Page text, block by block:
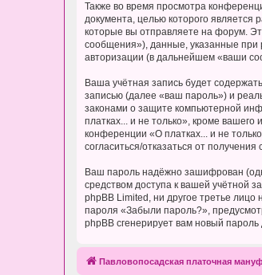
Также во время просмотра
документа, целью которого
которые вы отправляете на форум.
сообщения»), данные, указанные при
авторизации (в дальнейшем «ваши
Ваша учётная запись будет
записью (далее «ваш пароль») и
законами о защите компьютерной
платках... и не только», кроме
конференции «О платках... и не
согласиться/отказаться от
Ваш пароль надёжно зашифрован
средством доступа к вашей учётной
phpBB Limited, ни другое третье
пароля «Забыли пароль?»,
phpBB сгенерирует вам новый
Павловопосадская платочная